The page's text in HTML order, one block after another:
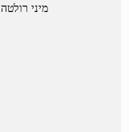
מיני רולטה